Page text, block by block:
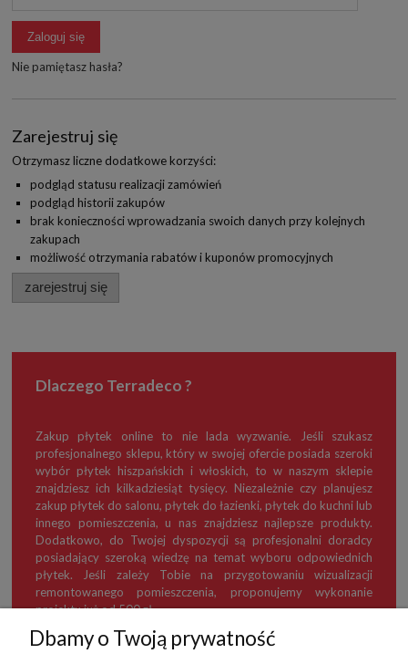
Zaloguj się
Nie pamiętasz hasła?
Zarejestruj się
Otrzymasz liczne dodatkowe korzyści:
podgląd statusu realizacji zamówień
podgląd historii zakupów
brak konieczności wprowadzania swoich danych przy kolejnych
zakupach
możliwość otrzymania rabatów i kuponów promocyjnych
zarejestruj się
Dlaczego Terradeco ?
Zakup płytek online to nie lada wyzwanie. Jeśli szukasz
profesjonalnego sklepu, który w swojej ofercie posiada szeroki
wybór płytek hiszpańskich i włoskich, to w naszym sklepie
znajdziesz ich kilkadziesiąt tysięcy. Niezależnie czy planujesz
zakup płytek do salonu, płytek do łazienki, płytek do kuchni lub
innego pomieszczenia, u nas znajdziesz najlepsze produkty.
Dodatkowo, do Twojej dyspozycji są profesjonalni doradcy
posiadający szeroką wiedzę na temat wyboru odpowiednich
płytek. Jeśli zależy Tobie na przygotowaniu wizualizacji
remontowanego pomieszczenia, proponujemy wykonanie
projektu już od 500 zł.
Dbamy o Twoją prywatność